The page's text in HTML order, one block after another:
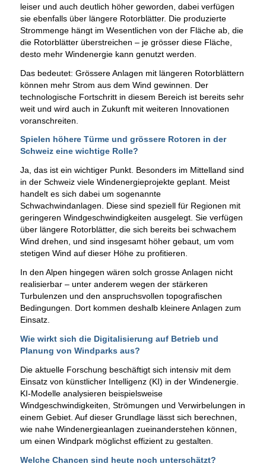
leiser und auch deutlich höher geworden, dabei verfügen
sie ebenfalls über längere Rotorblätter. Die produzierte
Strommenge hängt im Wesentlichen von der Fläche ab, die
die Rotorblätter überstreichen – je grösser diese Fläche,
desto mehr Windenergie kann genutzt werden.
Das bedeutet: Grössere Anlagen mit längeren Rotorblättern
können mehr Strom aus dem Wind gewinnen. Der
technologische Fortschritt in diesem Bereich ist bereits sehr
weit und wird auch in Zukunft mit weiteren Innovationen
voranschreiten.
Spielen höhere Türme und grössere Rotoren in der
Schweiz eine wichtige Rolle?
Ja, das ist ein wichtiger Punkt. Besonders im Mittelland sind
in der Schweiz viele Windenergieprojekte geplant. Meist
handelt es sich dabei um sogenannte
Schwachwindanlagen. Diese sind speziell für Regionen mit
geringeren Windgeschwindigkeiten ausgelegt. Sie verfügen
über längere Rotorblätter, die sich bereits bei schwachem
Wind drehen, und sind insgesamt höher gebaut, um vom
stetigen Wind auf dieser Höhe zu profitieren.
In den Alpen hingegen wären solch grosse Anlagen nicht
realisierbar – unter anderem wegen der stärkeren
Turbulenzen und den anspruchsvollen topografischen
Bedingungen. Dort kommen deshalb kleinere Anlagen zum
Einsatz.
Wie wirkt sich die Digitalisierung auf Betrieb und
Planung von Windparks aus?
Die aktuelle Forschung beschäftigt sich intensiv mit dem
Einsatz von künstlicher Intelligenz (KI) in der Windenergie.
KI-Modelle analysieren beispielsweise
Windgeschwindigkeiten, Strömungen und Verwirbelungen in
einem Gebiet. Auf dieser Grundlage lässt sich berechnen,
wie nahe Windenergieanlagen zueinanderstehen können,
um einen Windpark möglichst effizient zu gestalten.
Welche Chancen sind heute noch unterschätzt?